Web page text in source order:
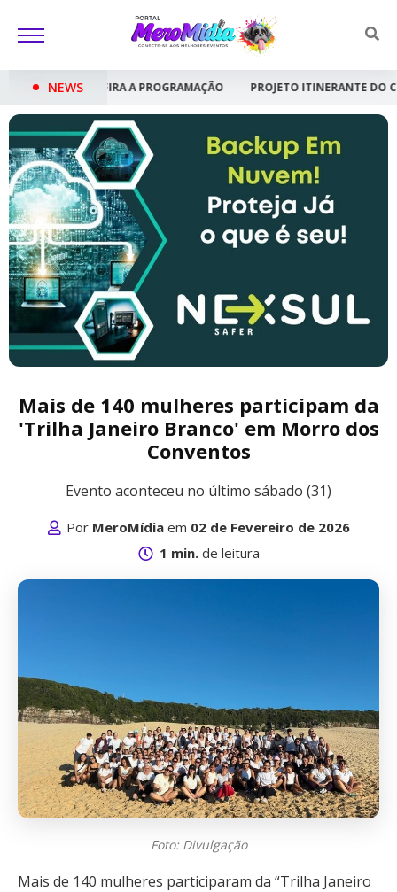
NEWS PROJETO ITINERANTE DO CORAL SHOW CRIANÇA
Mais de 140 mulheres participam da
'Trilha Janeiro Branco' em Morro dos
Conventos
Evento aconteceu no último sábado (31)
Por MeroMídiaem 02 de Fevereiro de 2026
1 min.de leitura
Foto: Divulgação
Mais de 140 mulheres participaram da “Trilha Janeiro